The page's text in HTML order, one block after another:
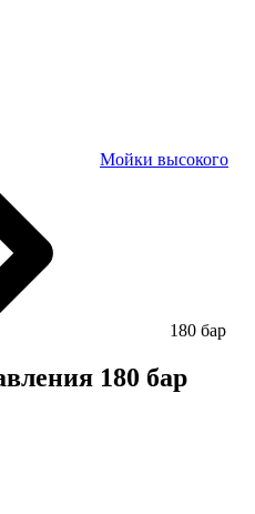
Мойки высокого
180 бар
180 бар